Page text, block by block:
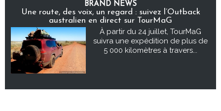
BRAND NEWS
Une route, des voix, un regard : suivez l’Outback
australien en direct sur TourMaG
À partir du 24 juillet, TourMaG
suivra une expédition de plus de
5 000 kilomètres à travers...